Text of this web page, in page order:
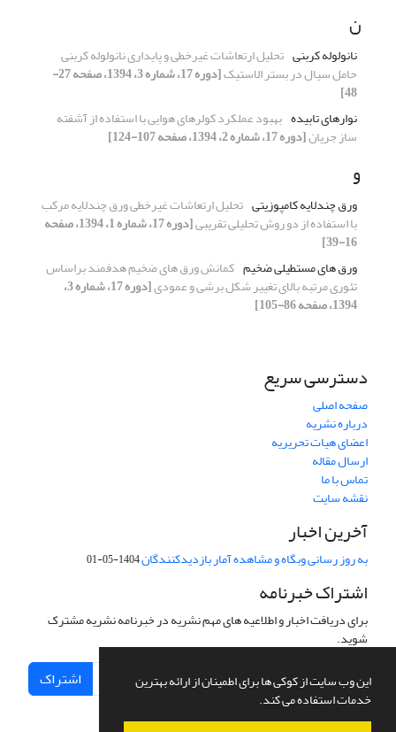
این وب سایت از کوکی ها برای اطمینان از ارائه بهترین
خدمات استفاده می کند.
ن
نانولوله کربنی تحلیل ارتعاشات غیرخطی و پایداری نانولوله کربنی
حامل سیال در بستر الاستیک [دوره 17، شماره 3، 1394، صفحه 27-
48]
نوارهای تابیده بهبود عملکرد کولرهای هوایی با استفاده از آشفته
ساز جریان[دوره 17، شماره 2، 1394، صفحه 107-124]
و
ورق چندلایه کامپوزیتی تحلیل ارتعاشات غیرخطی ورق چندلایه مرکب
با استفاده از دو روش تحلیلی تقریبی [دوره 17، شماره 1، 1394، صفحه
16-39]
ورق های مستطیلی ضخیم کمانش ورق های ضخیم هدفمند براساس
تئوری مرتبه بالای تغییر شکل برشی و عمودی [دوره 17، شماره 3،
1394، صفحه 86-105]
دسترسی سریع
صفحه اصلی
درباره نشریه
اعضای هیات تحریریه
ارسال مقاله
تماس با ما
نقشه سایت
آخرین اخبار
به روز رسانی وبگاه و مشاهده آمار بازدیدکنندگان1404-05-01
اشتراک خبرنامه
برای دریافت اخبار و اطلاعیه های مهم نشریه در خبرنامه نشریه مشترک
شوید.
اشتراک